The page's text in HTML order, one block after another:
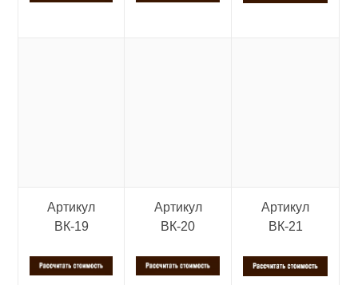
Артикул
ВК-19
Артикул
ВК-20
Артикул
ВК-21